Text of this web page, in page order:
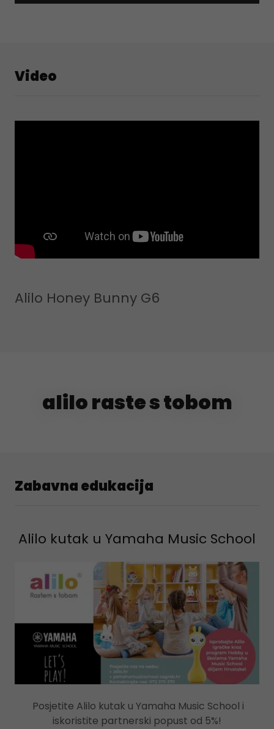
Video
Alilo Honey Bunny G6
alilo raste s tobom
Zabavna edukacija
Alilo kutak u Yamaha Music School
Posjetite Alilo kutak u Yamaha Music School i
iskoristite partnerski popust od 5%!